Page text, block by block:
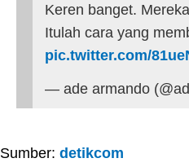
Keren banget.
Itulah cara yang
pic.twitter.com/
— ade armando
Sumber: detikcom